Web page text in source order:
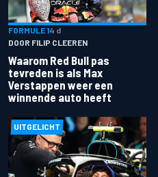
FORMULE 14 d
DOOR FILIP CLEEREN
Waarom Red Bull pas
tevreden is als Max
Verstappen weer een
winnende auto heeft
UITGELICHT